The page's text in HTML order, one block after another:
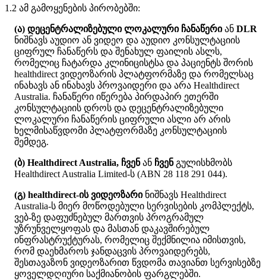
1 .2 ამ გამოყენების პირობებში:
(ა) დეცენტრალიზებული ლოკალური ჩანაწერი ან DLR
ნიშნავს აუდიო ან ვიდეო და აუდიო კონსულტაციის
ციფრულ ჩანაწერს და შენახულ ფაილის ასლს,
რომელიც ჩატარდა კლინიცისტსა და პაციენტს შორის
healthdirect ვიდეოზარის პლატფორმაზე და რომელსაც
ინახავს ან ინახავს პროვაიდერი და არა Healthdirect
Australia. ჩანაწერი იწერება პირდაპირ ეთერში
კონსულტაციის დროს და დეცენტრალიზებული
ლოკალური ჩანაწერის ციფრული ასლი არ არის
ხელმისაწვდომი პლატფორმაზე კონსულტაციის
შემდეგ.
(ბ) Healthdirect Australia, ჩვენ ან ჩვენ გულისხმობს
Healthdirect Australia Limited-ს (ABN 28 118 291 044).
(გ) healthdirect-ის ვიდეოზარი ნიშნავს Healthdirect
Australia-ს მიერ მოწოდებული სერვისების კომპლექტს,
ვებ-ზე დაფუძნებულ მართვის პროგრამულ
უზრუნველყოფას და მასთან დაკავშირებულ
ინფრასტრუქტურას, რომელიც შექმნილია იმისთვის,
რომ დაეხმაროს ჯანდაცვის პროვაიდერებს,
შესთავაზონ ვიდეოზარით წვდომა თავიანთ სერვისებზე
ყოველდღიური საქმიანობის ფარგლებში.